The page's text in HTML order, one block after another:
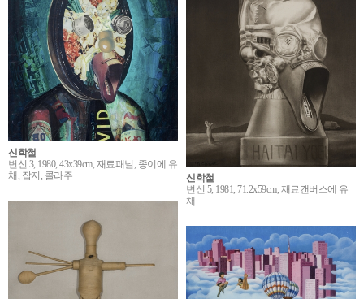
신학철
변신 3, 1980, 43x39cm, 재료패널, 종이에 유
채, 잡지, 콜라주
신학철
변신 5, 1981, 71.2x59cm, 재료캔버스에 유
채